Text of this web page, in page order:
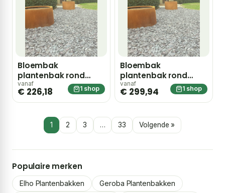
Bloembak
plantenbak rond
cortenstaal met
bodem 35x60cm
vanaf
€ 226,18 1 shop
Bloembak
plantenbak rond
cortenstaal met
bodem 60x60cm
vanaf
€ 299,94 1 shop
1 2 3 … 33 Volgende »
Populaire merken
Elho Plantenbakken
Geroba Plantenbakken